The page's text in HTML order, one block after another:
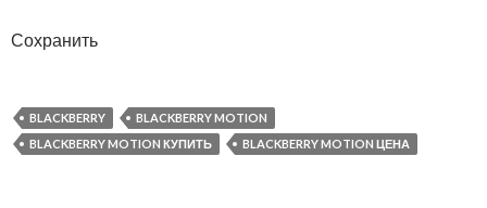
Сохранить
BLACKBERRY
BLACKBERRY MOTION
BLACKBERRY MOTION КУПИТЬ
BLACKBERRY MOTION ЦЕНА